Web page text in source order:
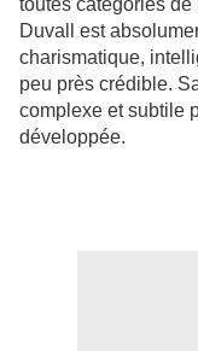
Duvall est
charismatique,
peu près crédible.
complexe et subtile
développée.